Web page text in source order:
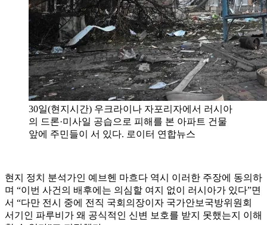
30일(현지시간) 우크라이나 자포리자에서 러시아
의 드론·미사일 공습으로 피해를 본 아파트 건물
앞에 주민들이 서 있다. 로이터 연합뉴스
현지 정치 분석가인 예브헨 마흐다 역시 이러한 주장에 동의하
며 “이번 사건의 배후에는 의심할 여지 없이 러시아가 있다”면
서 “다만 전시 중에 전직 국회의장이자 국가안보국방위원회
서기인 파루비가 왜 공식적인 신변 보호를 받지 못했는지 이해